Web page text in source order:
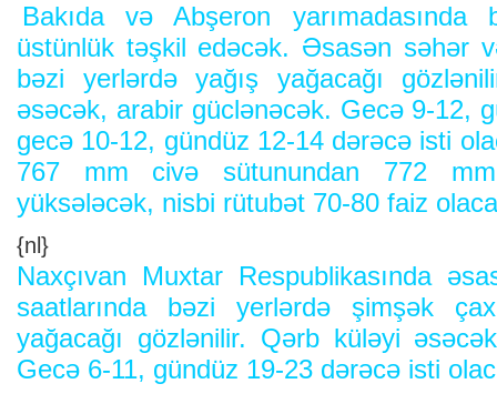
Bakıda və Abşeron
üstünlük təşkil edəcək. Əsasən səhər
bəzi yerlərdə yağış yağacağı
əsəcək, arabir güclənəcək. Gecə 9-12,
gecə 10-12, gündüz 12-14 dərəcə isti
767 mm civə sütunundan 772
yüksələcək, nisbi rütubət 70-80 faiz
{nl}
Naxçıvan Muxtar Respublikasında
saatlarında bəzi yerlərdə şimşək
yağacağı gözlənilir. Qərb küləyi
Gecə 6-11, gündüz 19-23 dərəcə isti